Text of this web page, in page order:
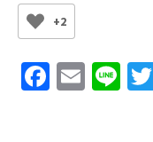
+2
Fa E
Li